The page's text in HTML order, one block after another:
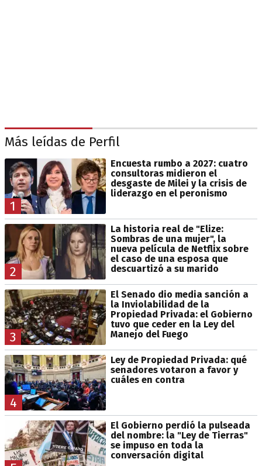
Más leídas de Perfil
1
Encuesta rumbo a 2027: cuatro
consultoras midieron el
desgaste de Milei y la crisis de
liderazgo en el peronismo
2
La historia real de "Elize:
Sombras de una mujer", la
nueva película de Netflix sobre
el caso de una esposa que
descuartizó a su marido
3
El Senado dio media sanción a
la Inviolabilidad de la
Propiedad Privada: el Gobierno
tuvo que ceder en la Ley del
Manejo del Fuego
4
Ley de Propiedad Privada: qué
senadores votaron a favor y
cuáles en contra
El Gobierno perdió la pulseada
del nombre: la "Ley de Tierras"
se impuso en toda la
conversación digital